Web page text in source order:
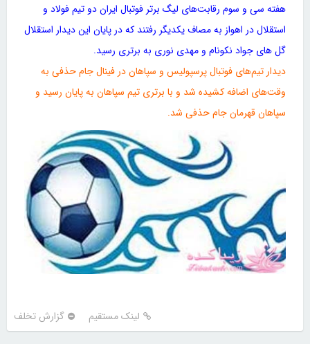
هفته سی و سوم رقابت‌های لیگ برتر فوتبال ایران دو تیم فولاد و
استقلال در اهواز به مصاف یکدیگر رفتند که در پایان این دیدار استقلال
گل های جواد نکونام و مهدی نوری به برتری رسید.
دیدار تیم‌های فوتبال پرسپولیس و سپاهان در فینال جام حذفی به
وقت‌های اضافه کشیده شد و با برتری تیم سپاهان به پایان رسید و
سپاهان قهرمان جام حذفی شد.
لینک مستقیم گزارش تخلف